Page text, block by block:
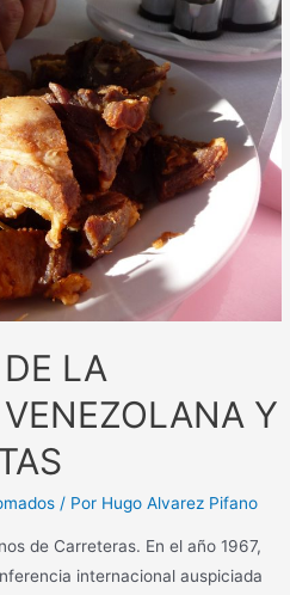
LA
Y
/ Por Hugo Alvarez Pifano
de Carreteras. En el año 1967,
internacional auspiciada